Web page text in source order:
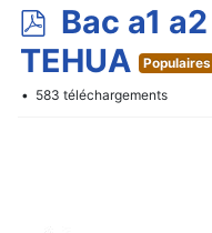
p
d
f
Bac a1
TEHUA
Populaires
583 téléchargements